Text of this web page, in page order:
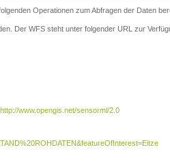
Operationen zum Abfragen der Daten
Der WFS steht unter folgender URL zur
www.opengis.net/sensorml/2.0